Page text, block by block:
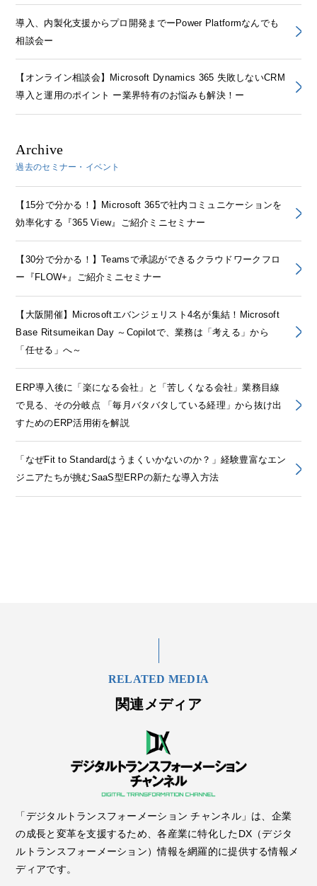
導入、内製化支援からプロ開発までーPower Platformなんでも
相談会ー
【オンライン相談会】Microsoft Dynamics 365 失敗しないCRM
導入と運用のポイント ー業界特有のお悩みも解決！ー
Archive
過去のセミナー・イベント
【15分で分かる！】Microsoft 365で社内コミュニケーションを
効率化する『365 View』ご紹介ミニセミナー
【30分で分かる！】Teamsで承認ができるクラウドワークフロ
ー『FLOW+』ご紹介ミニセミナー
【大阪開催】Microsoftエバンジェリスト4名が集結！Microsoft
Base Ritsumeikan Day ～Copilotで、業務は「考える」から
「任せる」へ～
ERP導入後に「楽になる会社」と「苦しくなる会社」業務目線
で見る、その分岐点 「毎月バタバタしている経理」から抜け出
すためのERP活用術を解説
「なぜFit to Standardはうまくいかないのか？」経験豊富なエン
ジニアたちが挑むSaaS型ERPの新たな導入方法
RELATED MEDIA
関連メディア
「デジタルトランスフォーメーション チャンネル」は、企業
の成長と変革を支援するため、各産業に特化したDX（デジタ
ルトランスフォーメーション）情報を網羅的に提供する情報メ
ディアです。